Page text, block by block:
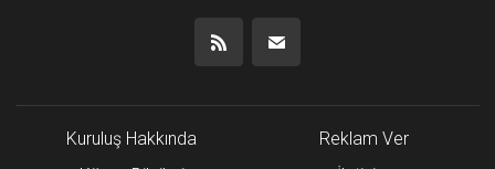
Kuruluş Hakkında
Reklam Ver